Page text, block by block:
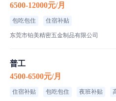
薪资补充：薪资保底5500
【职位介绍】
班次安排：长白班
作业方式：走动式作业
6500-12000元/月
包吃包住 住宿补贴
东莞市铂美精密五金制品有限公司
普工
4500-6500元/月
住宿补贴 包吃包住 夜班补贴